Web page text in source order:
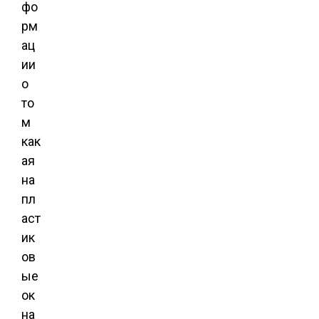
фо
рм
ац
ии
о
то
м
как
ая
на
пл
аст
ик
ов
ые
ок
на